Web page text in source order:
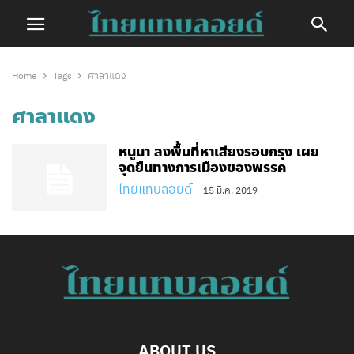
Home Tags ศาลาแดง
ศาลาแดง
หนูนา ลงพื้นที่หาเสียงรอบกรุง เผย
จุดยืนทางการเมืองของพรรค
ไทยแทบลอยด์ - 15 มี.ค. 2019